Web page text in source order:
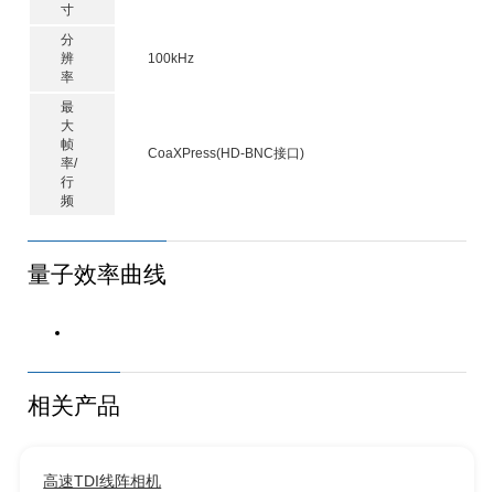
寸
分
辨
率
100kHz
最
大
帧
率/
行
频
CoaXPress(HD-BNC接口)
量子效率曲线
相关产品
高速TDI线阵相机